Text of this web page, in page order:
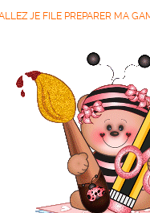
JE FILE PREPARER MA